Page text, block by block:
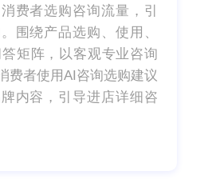
费者选购咨询流量，引
围绕产品选购、使用、
矩阵，以客观专业咨询
费者使用AI咨询选购建议
内容，引导进店详细咨